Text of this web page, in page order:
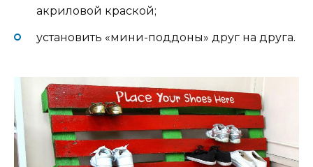
акриловой краской;
установить «мини-поддоны» друг на друга.